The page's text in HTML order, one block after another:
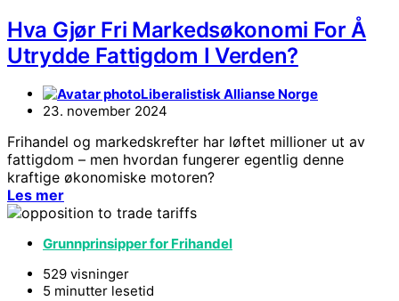
Hva Gjør Fri Markedsøkonomi For Å
Utrydde Fattigdom I Verden?
Liberalistisk Allianse Norge
23. november 2024
Frihandel og markedskrefter har løftet millioner ut av
fattigdom – men hvordan fungerer egentlig denne
kraftige økonomiske motoren?
Les mer
Grunnprinsipper for Frihandel
529 visninger
5 minutter lesetid